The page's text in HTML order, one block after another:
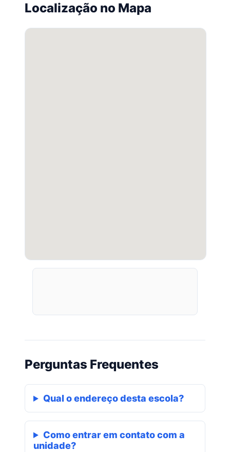
Localização no Mapa
Perguntas Frequentes
Qual o endereço desta escola?
Como entrar em contato com a
unidade?